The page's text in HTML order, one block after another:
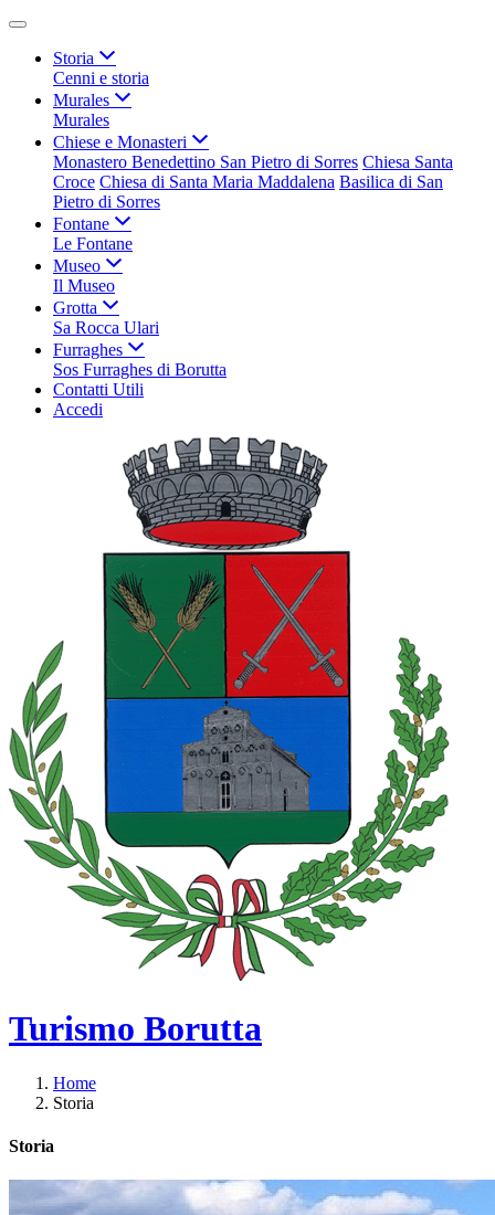
Storia
Cenni e storia
Murales
Murales
Chiese e Monasteri
Monastero Benedettino San Pietro di Sorres Chiesa Santa
Croce Chiesa di Santa Maria Maddalena Basilica di San
Pietro di Sorres
Fontane
Le Fontane
Museo
Il Museo
Grotta
Sa Rocca Ulari
Furraghes
Sos Furraghes di Borutta
Contatti Utili
Accedi
Turismo Borutta
Home
Storia
Storia